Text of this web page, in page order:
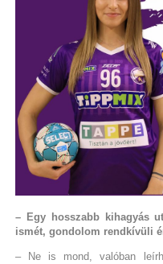
– Egy hosszabb kihagyás
ismét, gondolom rendkívüli
– Ne is mond, valóban